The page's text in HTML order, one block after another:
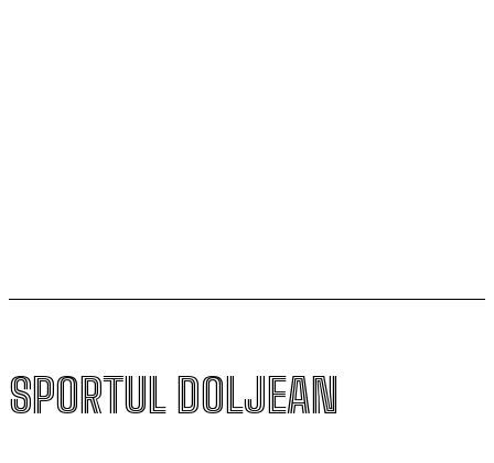
SPORTUL DOLJEAN